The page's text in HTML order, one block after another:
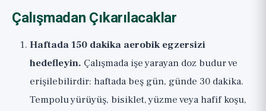
Çalışmadan Çıkarılacaklar
Haftada 150 dakika aerobik egzersizi
hedefleyin. Çalışmada işe yarayan doz budur ve
erişilebilirdir: haftada beş gün, günde 30 dakika.
Tempolu yürüyüş, bisiklet, yüzme veya hafif koşu,